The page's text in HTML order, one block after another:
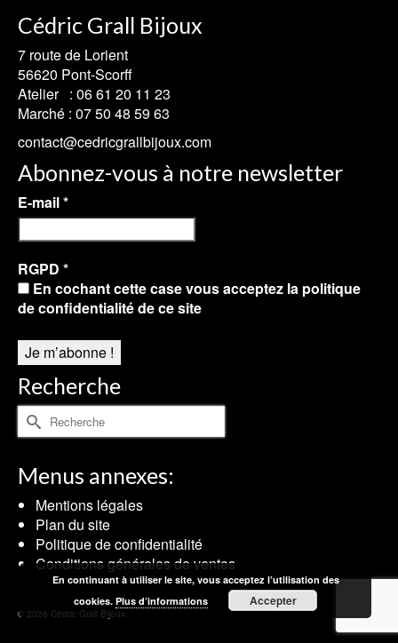
Cédric Grall Bijoux
7 route de Lorient
56620 Pont-Scorff
Atelier : 06 61 20 11 23
Marché : 07 50 48 59 63
contact@cedricgrallbijoux.com
Abonnez-vous à notre newsletter
E-mail*
RGPD *
En cochant cette case vous acceptez la politique
de confidentialité de ce site
Recherche
Rechercher :
Menus annexes:
Mentions légales
Plan du site
Politique de confidentialité
Conditions générales de ventes
© 2026 Cédric Grall Bijoux
En continuant à utiliser le site, vous acceptez l’utilisation des
cookies.Plus d’informations Accepter